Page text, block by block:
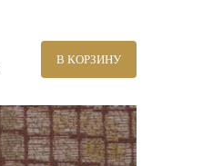
В КОРЗИНУ